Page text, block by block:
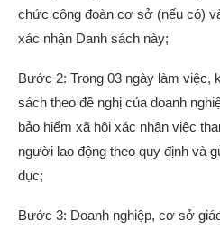
chức công đoàn cơ sở (nếu có)
xác nhận Danh sách này;
Bước 2: Trong 03 ngày làm việc,
sách theo đề nghị của doanh
bảo hiểm xã hội xác nhận việc
người lao động theo quy định và
dục;
Bước 3: Doanh nghiệp, cơ sở